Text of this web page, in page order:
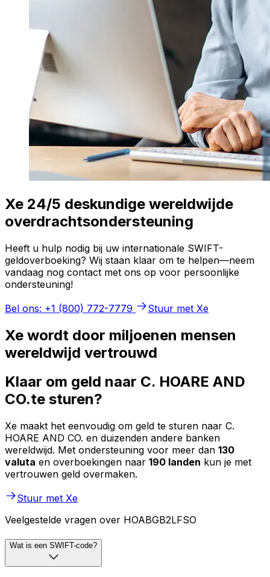
Xe 24/5 deskundige wereldwijde
overdrachtsondersteuning
Heeft u hulp nodig bij uw internationale SWIFT-
geldoverboeking? Wij staan klaar om te helpen—neem
vandaag nog contact met ons op voor persoonlijke
ondersteuning!
Bel ons: +1 (800) 772-7779
Stuur met Xe
Xe wordt door miljoenen mensen
wereldwijd vertrouwd
Klaar om geld naar C. HOARE AND
CO.te sturen?
Xe maakt het eenvoudig om geld te sturen naar C.
HOARE AND CO. en duizenden andere banken
wereldwijd. Met ondersteuning voor meer dan 130
valuta en overboekingen naar 190 landen kun je met
vertrouwen geld overmaken.
Stuur met Xe
Veelgestelde vragen over HOABGB2LFSO
Wat is een SWIFT-code?